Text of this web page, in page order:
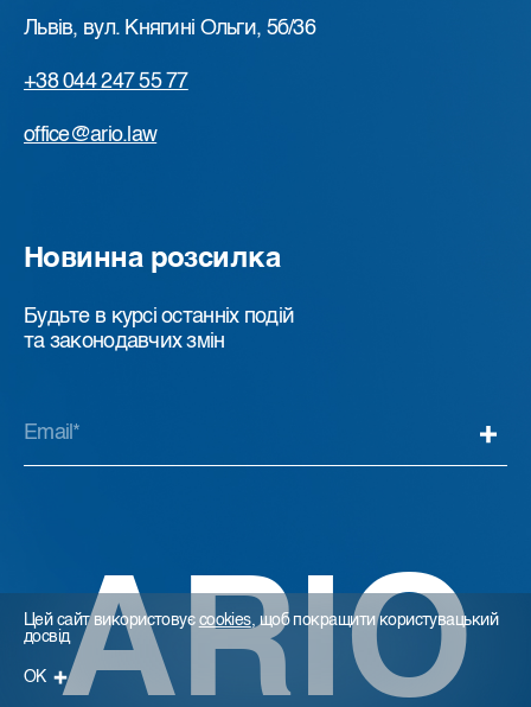
Львів, вул. Княгині Ольги, 5б/36
+38 044 247 55 77
office@ario.law
Новинна розсилка
Будьте в курсі останніх подій
та законодавчих змін
ARIO
Цей сайт використовує cookies, щоб покращити користувацький
досвід
ОК